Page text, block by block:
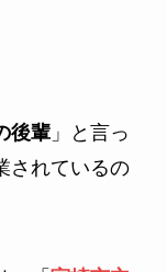
後輩」と言っ
されているの